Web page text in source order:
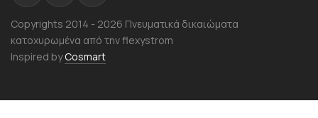
Copyrights 2014 - 2026 Πνευματικά δικαιώματα
κατοχυρωμένα από την flexystrom
Inspired byCosmart